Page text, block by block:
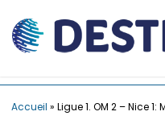
Accueil » Ligue 1. OM 2 – Nice